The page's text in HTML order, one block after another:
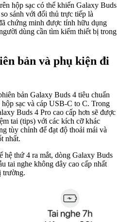
hộp sạc có thể khiến Galaxy Buds
sánh với đối thủ trực tiếp là
chứng minh được tính hữu dụng
dùng cần tìm kiếm thiết bị trong
bản và phụ kiện đi
bản Galaxy Buds 4 tiêu chuẩn
hộp sạc và cáp USB-C to C. Trong
Buds 4 Pro cao cấp hơn sẽ được
tai (tips) với các kích cỡ khác
tùy chỉnh để đạt độ thoải mái và
nhất.
hệ thứ 4 ra mắt, dòng Galaxy Buds
tai nghe không dây cao cấp nhất
trường.